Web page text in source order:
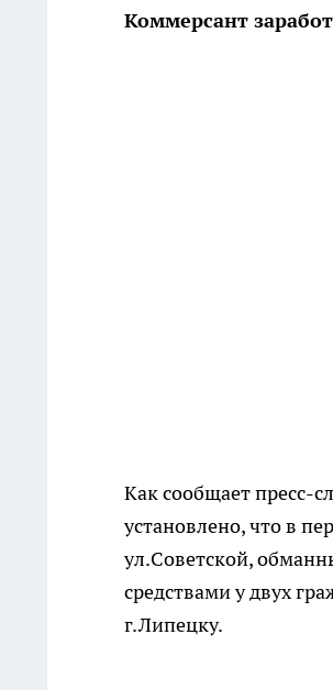
Коммерсант
Как сообщает пресс-
установлено, что в
ул.Советской,
средствами у двух
г.Липецку.